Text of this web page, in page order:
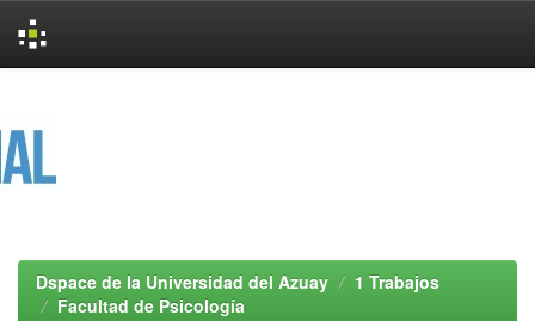
Dspace de la Universidad del Azuay
1 Trabajos
Facultad de Psicología